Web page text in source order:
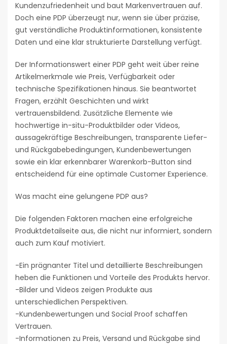
Kundenzufriedenheit und baut Markenvertrauen auf.
Doch eine PDP überzeugt nur, wenn sie über präzise,
gut verständliche Produktinformationen, konsistente
Daten und eine klar strukturierte Darstellung verfügt.
Der Informationswert einer PDP geht weit über reine
Artikelmerkmale wie Preis, Verfügbarkeit oder
technische Spezifikationen hinaus. Sie beantwortet
Fragen, erzählt Geschichten und wirkt
vertrauensbildend. Zusätzliche Elemente wie
hochwertige in-situ-Produktbilder oder Videos,
aussagekräftige Beschreibungen, transparente Liefer-
und Rückgabebedingungen, Kundenbewertungen
sowie ein klar erkennbarer Warenkorb-Button sind
entscheidend für eine optimale Customer Experience.
Was macht eine gelungene PDP aus?
Die folgenden Faktoren machen eine erfolgreiche
Produktdetailseite aus, die nicht nur informiert, sondern
auch zum Kauf motiviert.
-Ein prägnanter Titel und detaillierte Beschreibungen
heben die Funktionen und Vorteile des Produkts hervor.
-Bilder und Videos zeigen Produkte aus
unterschiedlichen Perspektiven.
-Kundenbewertungen und Social Proof schaffen
Vertrauen.
-Informationen zu Preis, Versand und Rückgabe sind